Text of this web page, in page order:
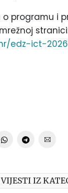
programu i
edz-ict-
IZ